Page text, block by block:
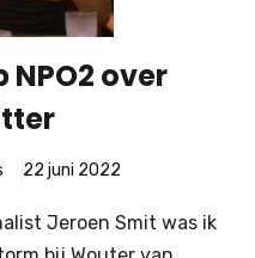
over
22 juni 2022
Jeroen Smit was ik